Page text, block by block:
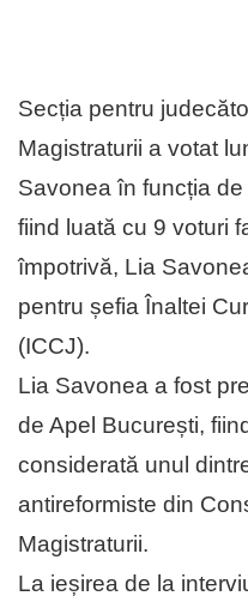
Secția pentru
Magistraturii a votat
Savonea în funcția
fiind luată cu 9 voturi
împotrivă, Lia
pentru șefia Înaltei
(ICCJ).
Lia Savonea a fost
de Apel București,
considerată unul
antireformiste din
Magistraturii.
La ieșirea de la